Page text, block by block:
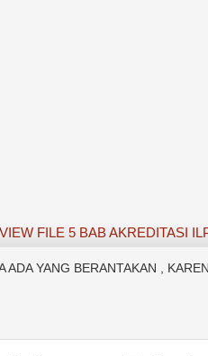
FILE 5 BAB AKREDITASI
ADA YANG BERANTAKAN ,